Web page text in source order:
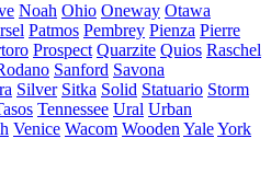
Noah Ohio Oneway Otawa
Patmos Pembrey Pienza Pierre
Prospect Quarzite Quios Raschel
Sanford Savona
Silver Sitka Solid Statuario Storm
Tennessee Ural Urban
Venice Wacom Wooden YaleYork